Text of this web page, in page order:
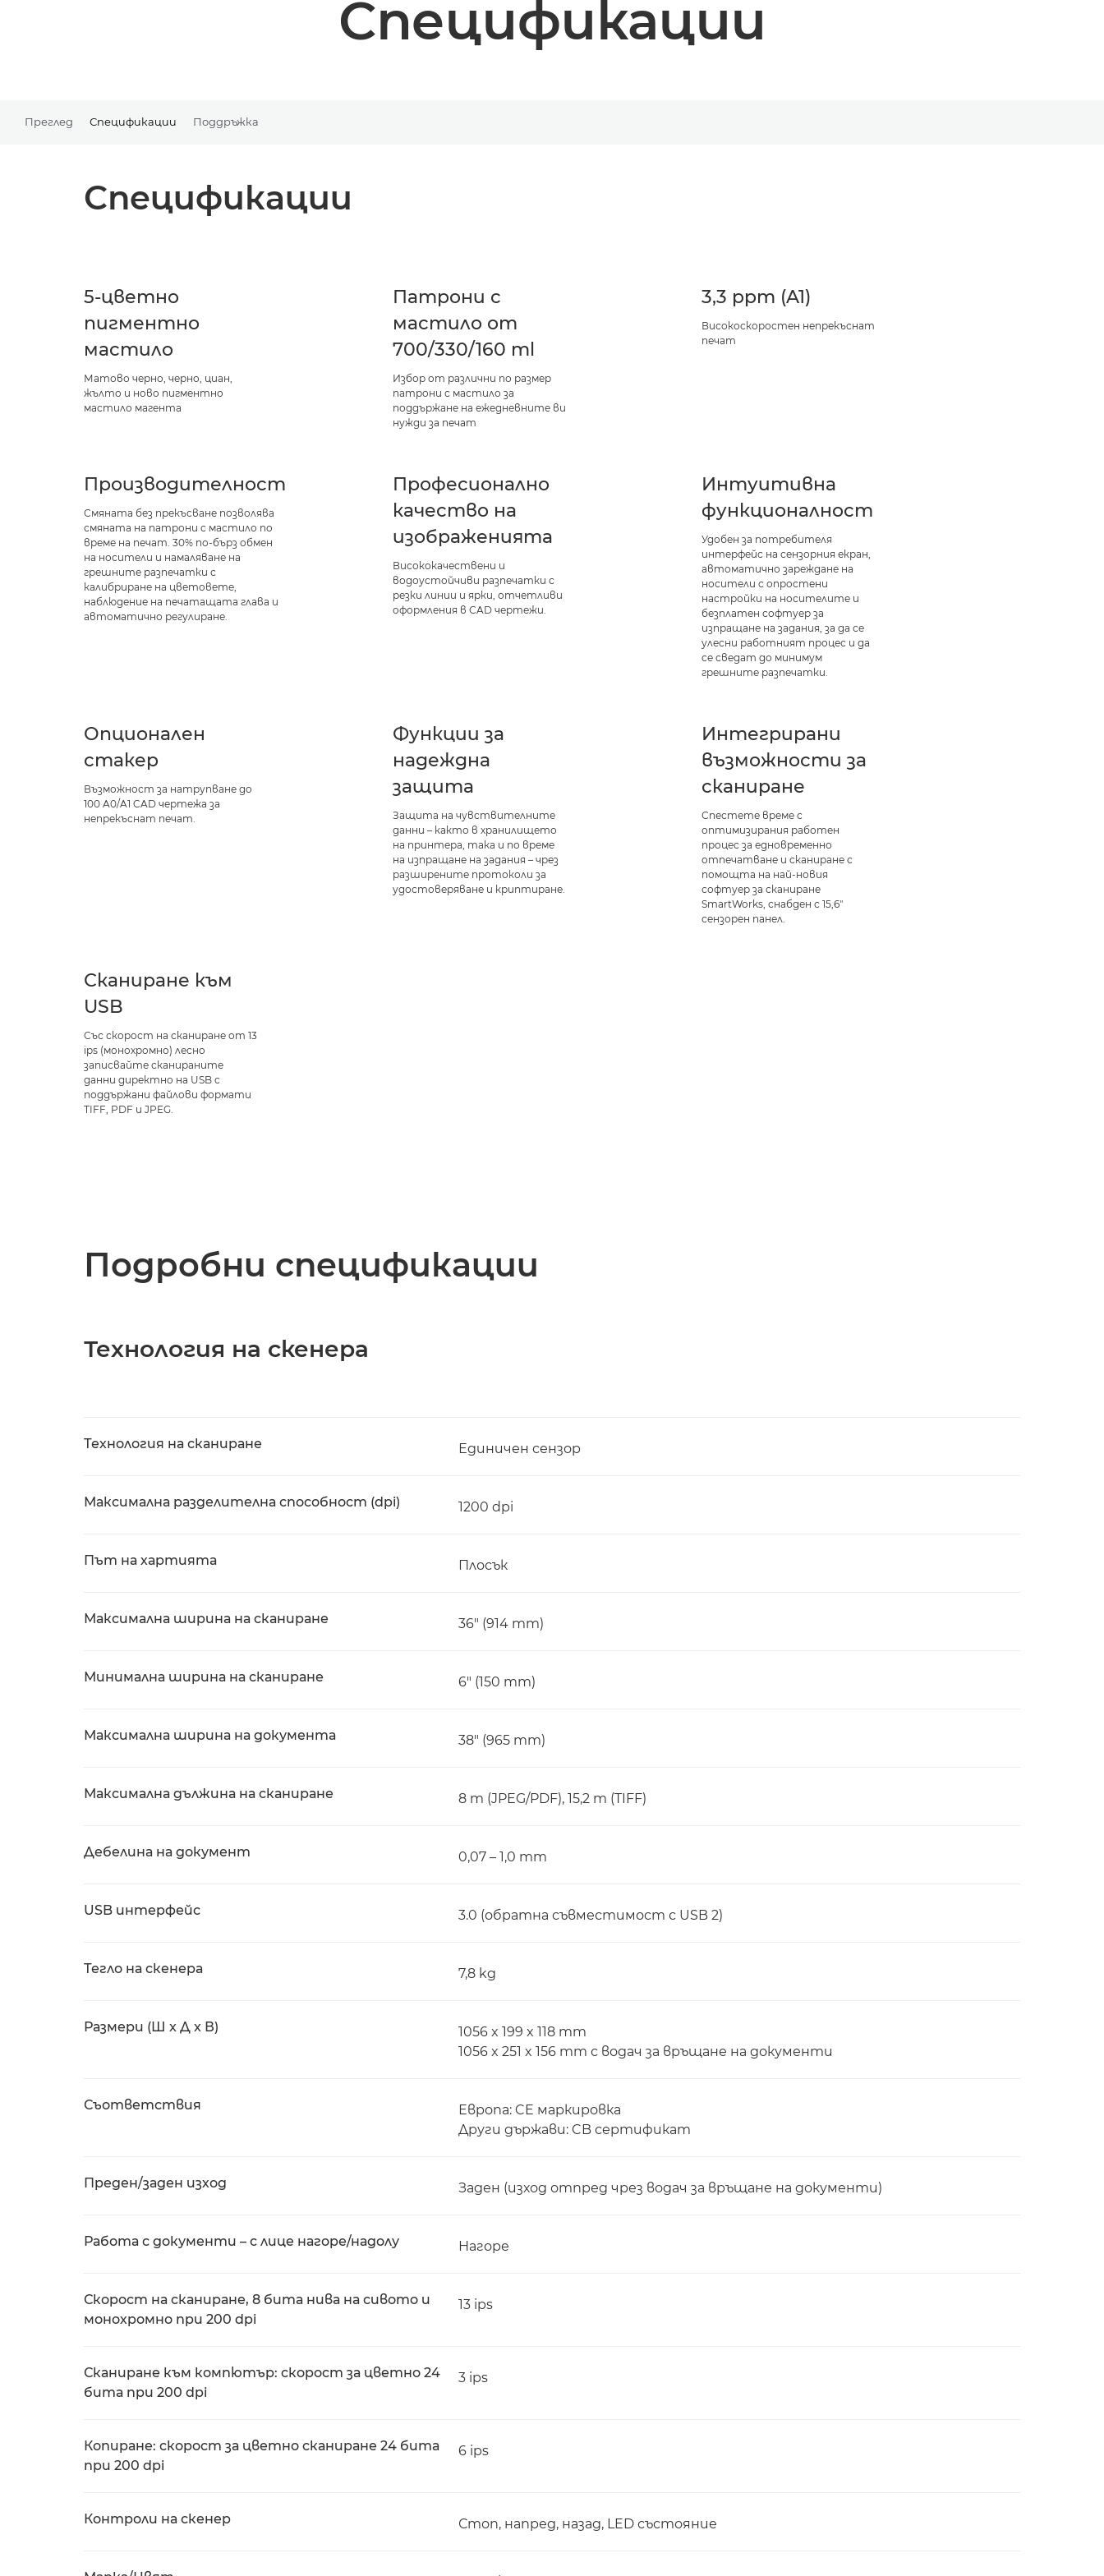
Спецификации
Преглед Спецификации Поддръжка
Спецификации
5-цветно
пигментно
мастило
Матово черно, черно, циан,
жълто и ново пигментно
мастило магента
Патрони с
мастило от
700/330/160 ml
Избор от различни по размер
патрони с мастило за
поддържане на ежедневните ви
нужди за печат
3,3 ppm (A1)
Високоскоростен непрекъснат
печат
Производителност
Смяната без прекъсване позволява
смяната на патрони с мастило по
време на печат. 30% по-бърз обмен
на носители и намаляване на
грешните разпечатки с
калибриране на цветовете,
наблюдение на печатащата глава и
автоматично регулиране.
Професионално
качество на
изображенията
Висококачествени и
водоустойчиви разпечатки с
резки линии и ярки, отчетливи
оформления в CAD чертежи.
Интуитивна
функционалност
Удобен за потребителя
интерфейс на сензорния екран,
автоматично зареждане на
носители с опростени
настройки на носителите и
безплатен софтуер за
изпращане на задания, за да се
улесни работният процес и да
се сведат до минимум
грешните разпечатки.
Опционален
стакер
Възможност за натрупване до
100 A0/A1 CAD чертежа за
непрекъснат печат.
Функции за
надеждна
защита
Защита на чувствителните
данни – както в хранилището
на принтера, така и по време
на изпращане на задания – чрез
разширените протоколи за
удостоверяване и криптиране.
Интегрирани
възможности за
сканиране
Спестете време с
оптимизирания работен
процес за едновременно
отпечатване и сканиране с
помощта на най-новия
софтуер за сканиране
SmartWorks, снабден с 15,6"
сензорен панел.
Сканиране към
USB
Със скорост на сканиране от 13
ips (монохромно) лесно
записвайте сканираните
данни директно на USB с
поддържани файлови формати
TIFF, PDF и JPEG.
Подробни спецификации
Технология на скенера
Технология на сканиране Единичен сензор
Максимална разделителна способност (dpi) 1200 dpi
Път на хартията Плосък
Максимална ширина на сканиране 36" (914 mm)
Минимална ширина на сканиране 6" (150 mm)
Максимална ширина на документа 38" (965 mm)
Максимална дължина на сканиране 8 m (JPEG/PDF), 15,2 m (TIFF)
Дебелина на документ 0,07 – 1,0 mm
USB интерфейс 3.0 (обратна съвместимост с USB 2)
Тегло на скенера 7,8 kg
Размери (Ш x Д x В)
1056 x 199 x 118 mm
1056 x 251 x 156 mm с водач за връщане на документи
Съответствия
Европа: CE маркировка
Други държави: CB сертификат
Преден/заден изход Заден (изход отпред чрез водач за връщане на документи)
Работа с документи – с лице нагоре/надолу Нагоре
Скорост на сканиране, 8 бита нива на сивото и
монохромно при 200 dpi
13 ips
Сканиране към компютър: скорост за цветно 24
бита при 200 dpi
3 ips
Копиране: скорост за цветно сканиране 24 бита
при 200 dpi
6 ips
Контроли на скенер Стоп, напред, назад, LED състояние